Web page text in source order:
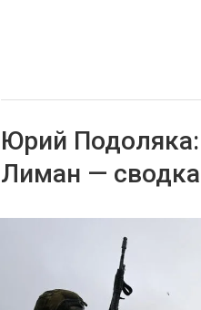
Юрий
Лиман — сводка